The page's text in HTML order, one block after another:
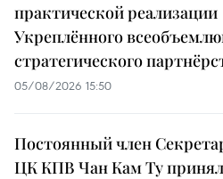
практической реализации
Укреплённого
стратегического
05/08/2026 15:50
Постоянный член
ЦК КПВ Чан Кам Ту принял